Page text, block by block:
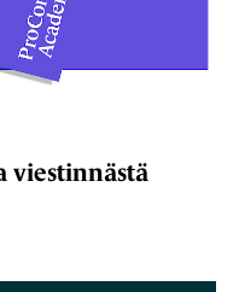
viestinnästä